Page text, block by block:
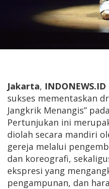
Jakarta, INDONEWS.ID
sukses mementaskan
Jangkrik Menangis”
Pertunjukan ini
diolah secara mandiri
gereja melalui
dan koreografi,
ekspresi yang
pengampunan, dan